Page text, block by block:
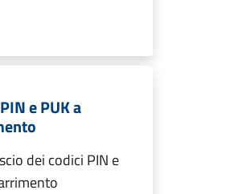
e PUK a
dei codici PIN e